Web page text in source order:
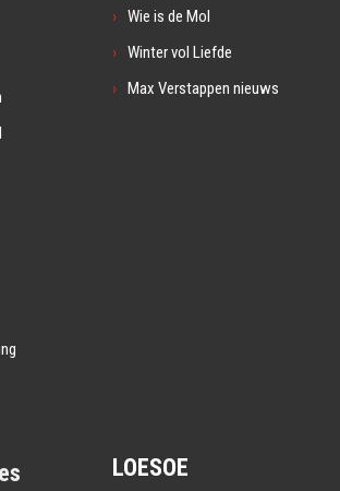
Wie is de Mol
Winter vol Liefde
Max Verstappen nieuws
LOESOE